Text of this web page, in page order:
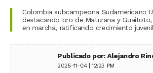
Colombia subcampeona Sudamericano
destacando oro de Maturana y
en marcha, ratificando crecimiento juvenil
Publicado por: Alejandro
2025-11-04 | 12:23 PM